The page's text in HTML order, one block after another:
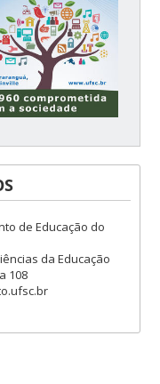
de Educação do
da Educação
108